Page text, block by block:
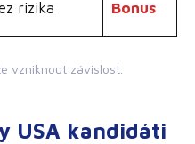
rizika Bonus
vzniknout závislost.
USA kandidáti